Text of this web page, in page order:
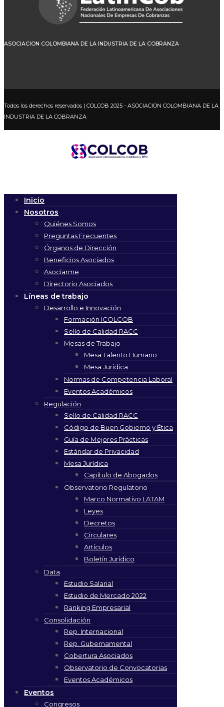
ASOCIACION COLOMBIANA DE LA INDUSTRIA DE LA COBRANZA
Todos los derechos reservados | COLCOB 2025 - ASOCIACION COLOMBIANA DE LA
INDUSTRIA DE LA COBRANZA
Inicio
Nosotros
Quiénes Somos
Preguntas Frecuentes
Órganos de Dirección
Beneficios Asociados
Asociarme
Directorio Asociados
Líneas de trabajo
Desarrollo e Innovación
Formación ICOLCOB
Sello de Calidad RACC
Mesas de Trabajo
Mesa Talento Humano
Mesa Jurídica
Normas de Competencia Laboral
Eventos Académicos
Regulación
Sello de Calidad RACC
Código de Buen Gobierno y Ética
Guía de Mejores Prácticas
Estándar de Privacidad
Mesa Jurídica
Capítulo de Abogados
Observatorio Regulatorio
Marco Normativo LATAM
Leyes
Decretos
Circulares
Artículos
Boletín Jurídico
Data
Estudio Salarial
Estudio de Mercado 2022
Ranking Empresarial
Consolidación
Rep. Internacional
Rep. Gubernamental
Cobertura Asociados
Observatorio de Convocatorias
Eventos Académicos
Eventos
Congresos